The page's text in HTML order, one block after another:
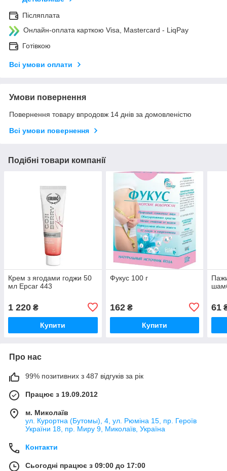
Післяплата
Онлайн-оплата карткою Visa, Mastercard - LiqPay
Готівкою
Всі умови оплати
Умови повернення
Повернення товару впродовж 14 днів за домовленістю
Всі умови повернення
Подібні товари компанії
Крем з ягодами годжи 50
мл Ерсаг 443
1 220 ₴
Купити
Фукус 100 г
162₴
Купити
61
Про нас
99% позитивних з 487 відгуків за рік
Працює з 19.09.2012
м. Миколаїв
ул. Курортна (Бутомы), 4, ул. Рюміна 15, пр. Героїв
України 18, пр. Миру 9, Миколаїв, Україна
Контакти
Сьогодні працює з 09:00 до 17:00